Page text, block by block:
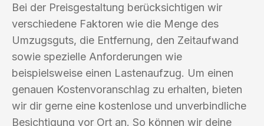
Bei der Preisgestaltung berücksichtigen wir
verschiedene Faktoren wie die Menge des
Umzugsguts, die Entfernung, den Zeitaufwand
sowie spezielle Anforderungen wie
beispielsweise einen Lastenaufzug. Um einen
genauen Kostenvoranschlag zu erhalten, bieten
wir dir gerne eine kostenlose und unverbindliche
Besichtigung vor Ort an. So können wir deine